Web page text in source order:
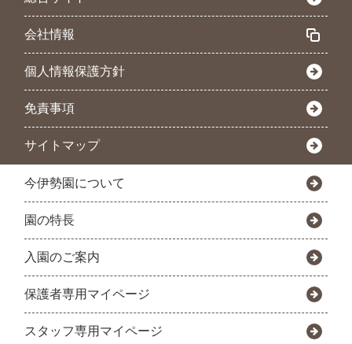
会社情報
個人情報保護方針
免責事項
サイトマップ
今伊勢園について
園の特長
入園のご案内
保護者専用マイページ
スタッフ専用マイページ